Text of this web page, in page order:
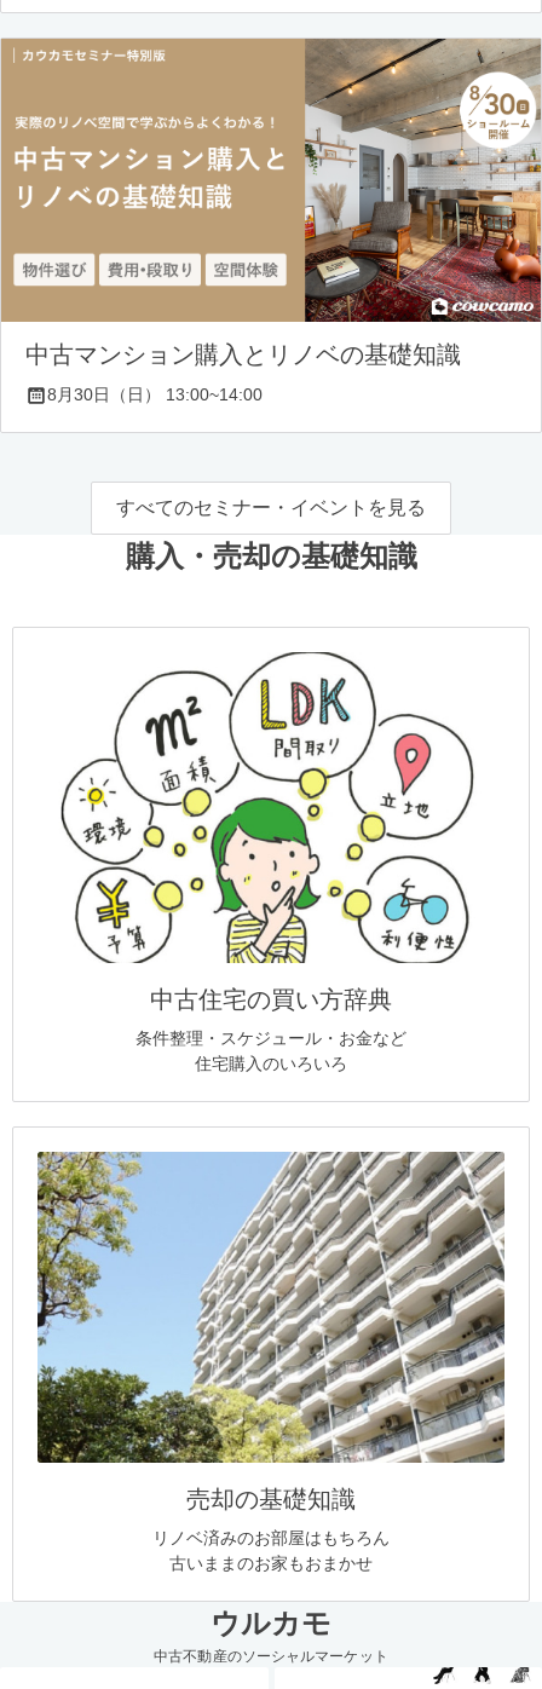
中古マンション購入とリノベの基礎知識
8月30日（日） 13:00~14:00
すべてのセミナー・イベントを見る
購入・売却の基礎知識
中古住宅の買い方辞典
条件整理・スケジュール・お金など
住宅購入のいろいろ
売却の基礎知識
リノベ済みのお部屋はもちろん
古いままのお家もおまかせ
ウルカモ
中古不動産のソーシャルマーケット